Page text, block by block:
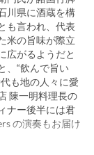
川県に酒蔵を構
も言われ、代表
米の旨味が際立
広がるようだと
、“飲んで旨い
も地の人々に愛
陳一明料理長の
ナー後半には君
の演奏もお届け